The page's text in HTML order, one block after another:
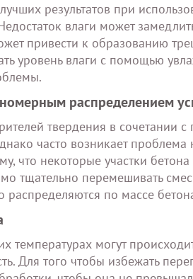
результатов при
влаги может
привести к образованию
уровень влаги с помощью
распределением
твердения в сочетании
часто возникает
что некоторые участки
тщательно перемешивать
по массе
температурах могут
Для того чтобы избежать